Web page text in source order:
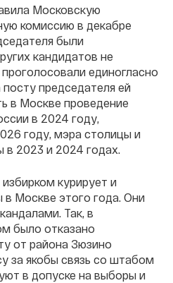
Московскую
комиссию в декабре
были
кандидатов не
единогласно
председателя ей
в Москве проведение
в 2024 году,
году, мэра столицы и
2023 и 2024 годах.
курирует и
Москве этого года. Они
Так, в
было отказано
от района Зюзино
за якобы связь со штабом
в допуске на выборы и